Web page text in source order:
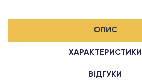
ОПИС
ХАРАКТЕРИСТИКИ
ВІДГУКИ